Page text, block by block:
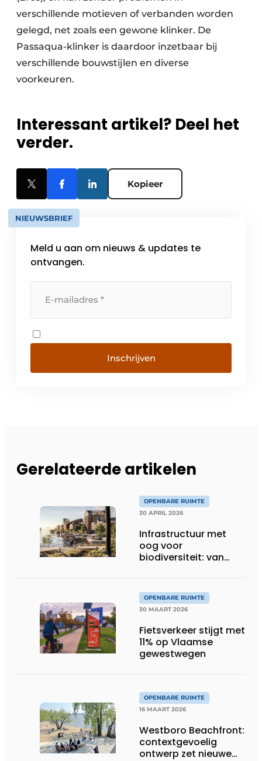
verschillende motieven of verbanden worden
gelegd, net zoals een gewone klinker. De
Passaqua-klinker is daardoor inzetbaar bij
verschillende bouwstijlen en diverse
voorkeuren.
Interessant artikel? Deel het
verder.
Kopieer
NIEUWSBRIEF
Meld u aan om nieuws & updates te
ontvangen.
Inschrijven
Gerelateerde artikelen
OPENBARE RUIMTE
30 APRIL 2026
Infrastructuur met
oog voor
biodiversiteit: van
OPENBARE RUIMTE
30 MAART 2026
Fietsverkeer stijgt met
11% op Vlaamse
gewestwegen
OPENBARE RUIMTE
16 MAART 2026
Westboro Beachfront:
contextgevoelig
ontwerp zet nieuwe